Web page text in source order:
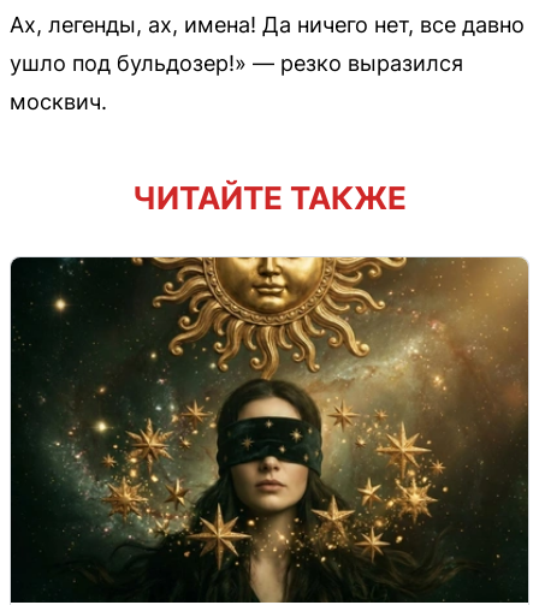
Ах, легенды, ах, имена! Да ничего нет, все давно
ушло под бульдозер!» — резко выразился
москвич.
ЧИТАЙТЕ ТАКЖЕ